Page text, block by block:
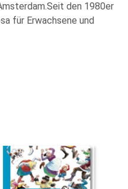
den 1980er
für Erwachsene und